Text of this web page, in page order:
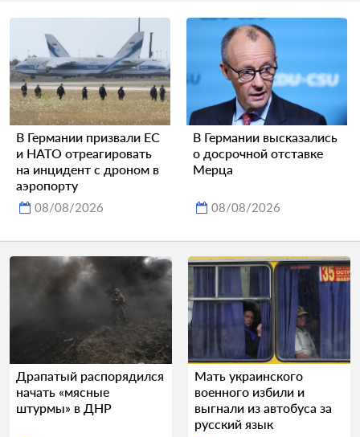
В Германии призвали ЕС
и НАТО отреагировать
на инцидент с дроном в
аэропорту
08/08/2026
В Германии высказались
о досрочной отставке
Мерца
08/08/2026
Драпатый распорядился
начать «мясные
штурмы» в ДНР
Мать украинского
военного избили и
выгнали из автобуса за
русский язык